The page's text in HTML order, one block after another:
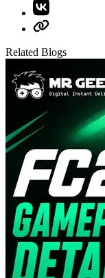
Related Blogs